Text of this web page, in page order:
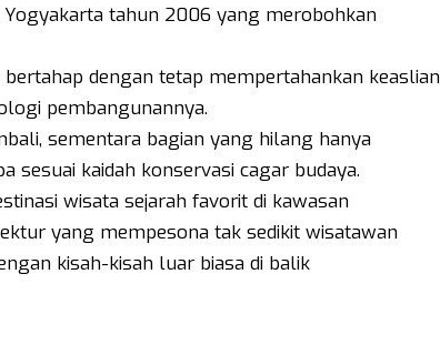
tahun 2006 yang merobohkan
dengan tetap mempertahankan keaslian
pembangunannya.
sementara bagian yang hilang hanya
sesuai kaidah konservasi cagar budaya.
wisata sejarah favorit di kawasan
yang mempesona tak sedikit wisatawan
kisah-kisah luar biasa di balik